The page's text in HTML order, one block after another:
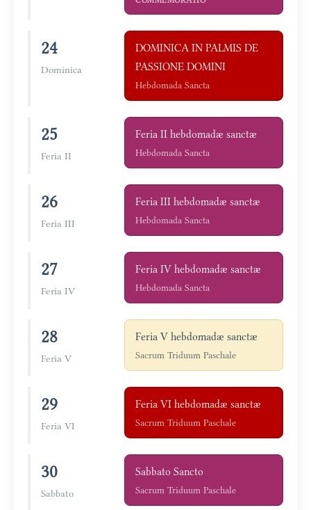
24
Dominica
DOMINICA IN PALMIS DE
PASSIONE DOMINI
Hebdomada Sancta
25
Feria II
Feria II hebdomadæ sanctæ
Hebdomada Sancta
26
Feria III
Feria III hebdomadæ sanctæ
Hebdomada Sancta
27
Feria IV
Feria IV hebdomadæ sanctæ
Hebdomada Sancta
28
Feria V
Feria V hebdomadæ sanctæ
Sacrum Triduum Paschale
29
Feria VI
Feria VI hebdomadæ sanctæ
Sacrum Triduum Paschale
30
Sabbato
Sabbato Sancto
Sacrum Triduum Paschale